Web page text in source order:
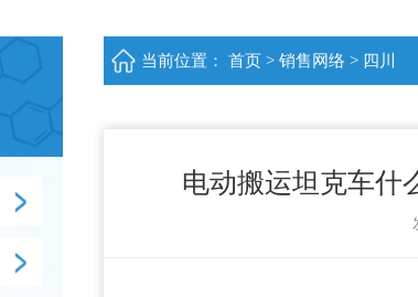
当前位置： 首页> 销售网络 > 四川
电动搬运坦克车什